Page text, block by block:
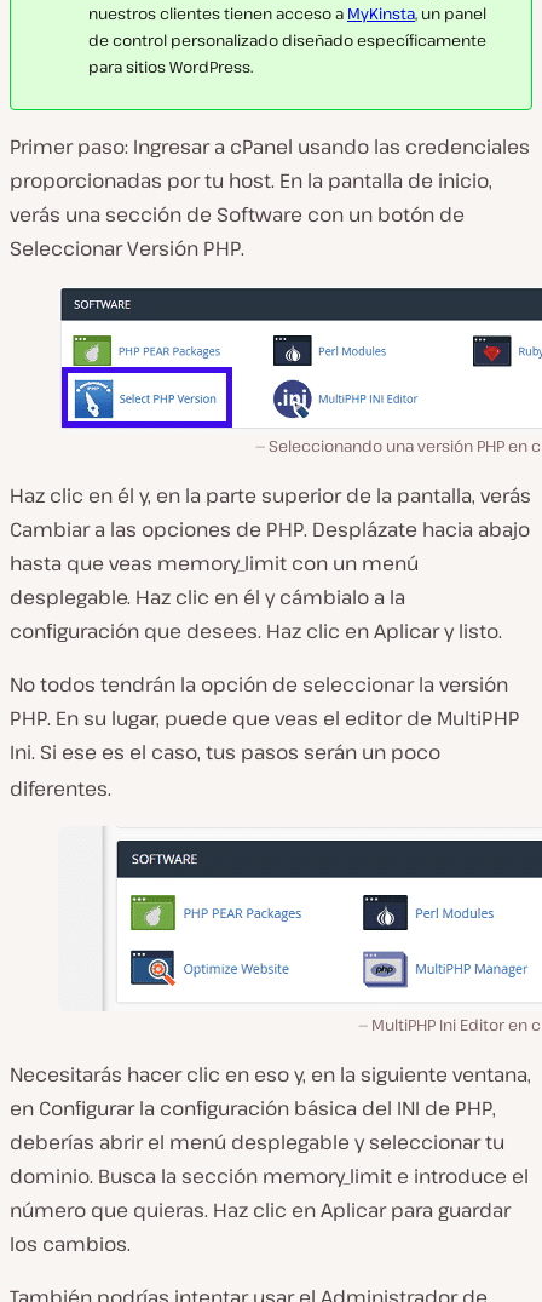
nuestros clientes tienen acceso a MyKinsta, un panel
de control personalizado diseñado específicamente
para sitios WordPress.
Primer paso: Ingresar a cPanel usando las credenciales
proporcionadas por tu host. En la pantalla de inicio,
verás una sección de Software con un botón de
Seleccionar Versión PHP.
Seleccionando una versión PHP en
Haz clic en él y, en la parte superior de la pantalla, verás
Cambiar a las opciones de PHP. Desplázate hacia abajo
hasta que veas memory_limit con un menú
desplegable. Haz clic en él y cámbialo a la
configuración que desees. Haz clic enAplicary listo.
No todos tendrán la opción de seleccionarla versión
PHP. En su lugar, puede que veas el editor de MultiPHP
Ini. Si ese es el caso, tus pasos serán un poco
diferentes.
MultiPHP Ini Editor en
Necesitarás hacer clic en eso y, en la siguiente ventana,
en Configurar la configuración básica del INI de PHP,
deberías abrir el menú desplegable y seleccionar tu
dominio. Busca la sección memory_limit e introduce el
número que quieras. Haz clic enAplicarpara guardar
los cambios.